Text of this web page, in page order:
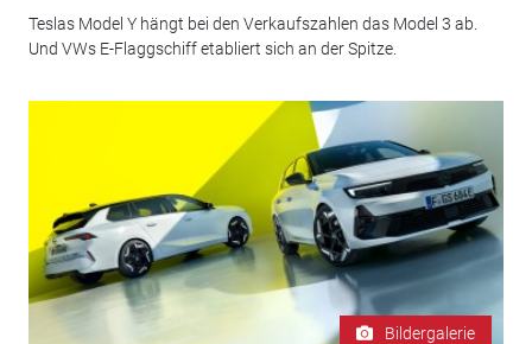
Teslas Model Y hängt bei den Verkaufszahlen das Model 3 ab.
Und VWs E-Flaggschiff etabliert sich an der Spitze.
Bildergalerie